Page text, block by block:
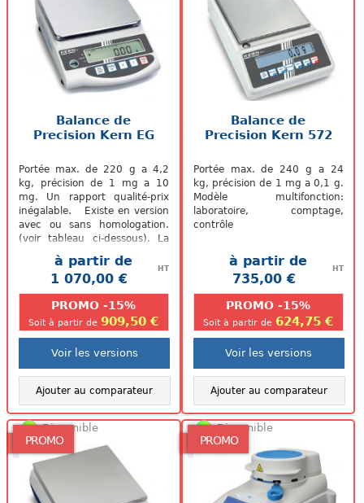
Balance de
Precision Kern EG
Portée max. de 220 g a 4,2
kg, précision de 1 mg a 10
mg. Un rapport qualité-prix
inégalable. Existe en version
avec ou sans homologation.
(voir tableau ci-dessous). La
balance vous sera livrée...
à partir de
1 070,00 €
HT
PROMO -15%
Soit à partir de909,50 €
Voir les versions
Ajouter au comparateur
Balance de
Precision Kern 572
Portée max. de 240 g a 24
kg, précision de 1 mg a 0,1 g.
Modèle multifonction:
laboratoire, comptage,
contrôle
à partir de
735,00 €
HT
PROMO -15%
Soit à partir de 624,75 €
Voir les versions
Ajouter au comparateur
PROMO
Disponible
PROMO
Disponible